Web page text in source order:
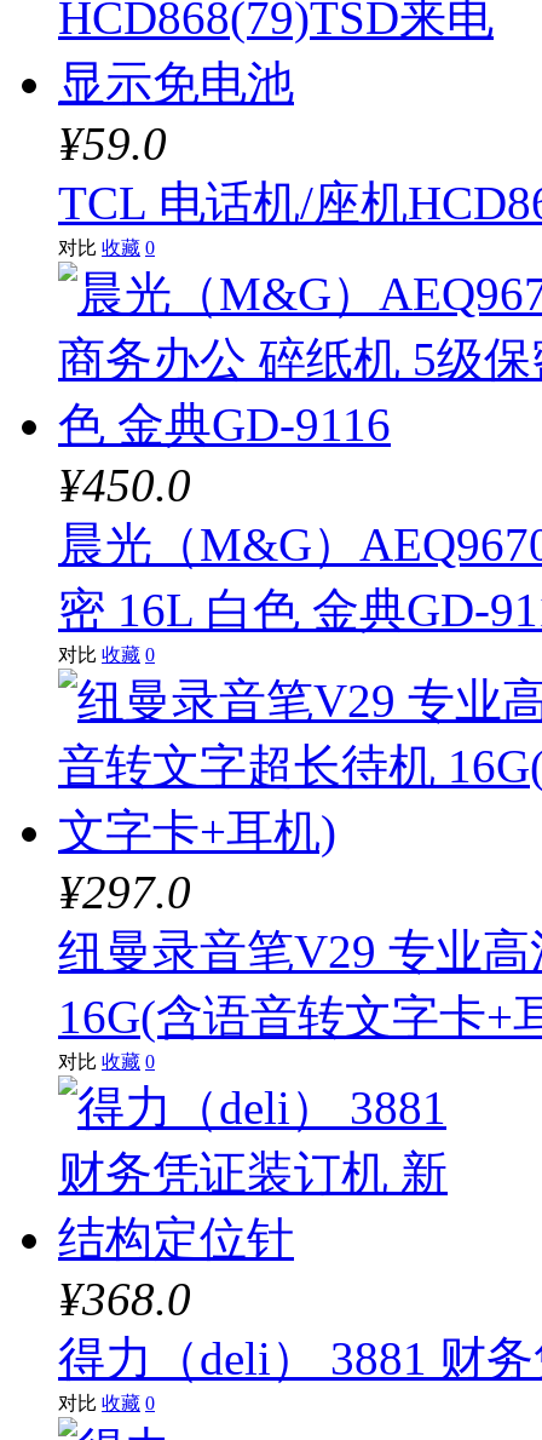
¥59.0
TCL 电话机/座机
对比 收藏 0
¥450.0
晨光（M&G）
密 16L 白色 金典GD-
对比 收藏 0
¥297.0
纽曼录音笔V29 专业
16G(含语音转文字卡+
对比 收藏 0
¥368.0
得力（deli） 3881 财
对比 收藏 0